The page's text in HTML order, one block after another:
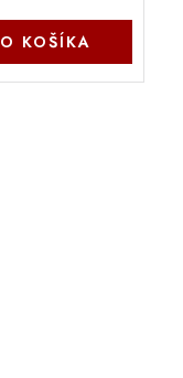
KOŠÍKA